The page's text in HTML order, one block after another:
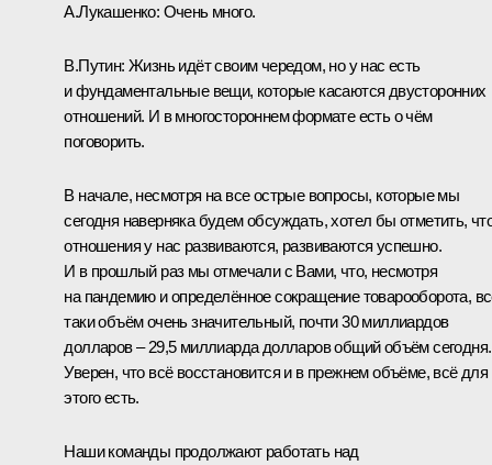
А.Лукашенко: Очень много.
В.Путин: Жизнь идёт своим чередом, но у нас есть
и фундаментальные вещи, которые касаются двусторонних
отношений. И в многостороннем формате есть о чём
поговорить.
В начале, несмотря на все острые вопросы, которые мы
сегодня наверняка будем обсуждать, хотел бы отметить,
отношения у нас развиваются, развиваются успешно.
И в прошлый раз мы отмечали с Вами, что, несмотря
на пандемию и определённое сокращение товарооборота,
таки объём очень значительный, почти 30 миллиардов
долларов – 29,5 миллиарда долларов общий объём сегодня.
Уверен, что всё восстановится и в прежнем объёме, всё для
этого есть.
Наши команды продолжают работать над